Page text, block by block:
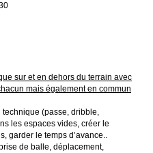
sur et en dehors du terrain avec
mais également en commun
(passe, dribble,
les espaces vides, créer le
garder le temps d’avance..
de balle, déplacement,